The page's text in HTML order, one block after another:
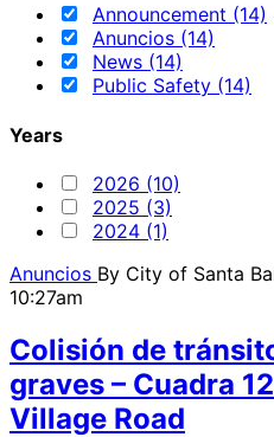
Announcement (14)
Anuncios (14)
News (14)
Public Safety (14)
Years
2026 (10)
2025 (3)
2024 (1)
Anuncios By City of Santa
10:27am
Colisión de
graves – Cuadra
Village Road